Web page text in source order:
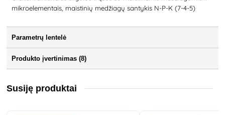
mikroelementais, maistinių medžiagų santykis N-P-K (7-4-5)
Parametrų lentelė
Produkto įvertinimas (8)
Susiję produktai